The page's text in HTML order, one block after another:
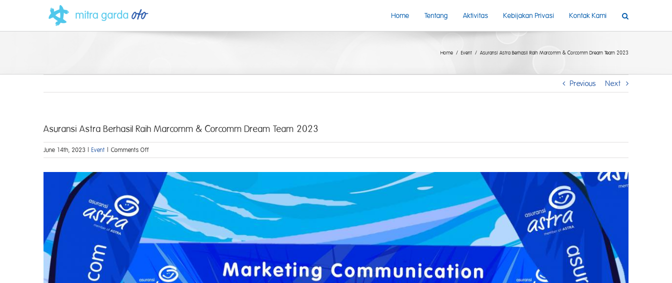
content
Home Tentang Aktivitas Kebijakan Privasi Kontak Kami
Home Event Asuransi Astra Berhasil Raih Marcomm & Corcomm Dream Team 2023
Previous Next
Asuransi Astra Berhasil Raih Marcomm & Corcomm Dream Team 2023
June 14th, 2023 Event Comments Offon
Asuransi
Berhasil
Marcomm
&
Corcomm
Team
2023